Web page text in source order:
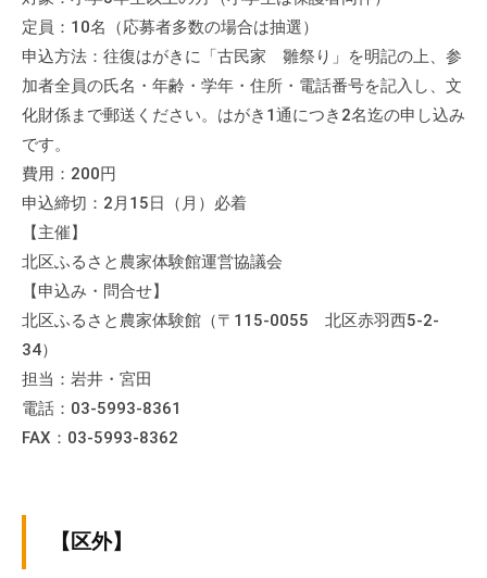
す
。
所
は
北
と
ぴ
あ
1
階
で
す
。
定員：10名（応募者多数の場合は抽選）
申込方法：往復はがきに「古民家 雛祭り」を明記の上、参
加者全員の氏名・年齢・学年・住所・電話番号を記入し、文
化財係まで郵送ください。はがき1通につき2名迄の申し込み
です。
費用：200円
申込締切：2月15日（月）必着
【主催】
北区ふるさと農家体験館運営協議会
【申込み・問合せ】
北区ふるさと農家体験館（〒115-0055 北区赤羽西5-2-
34）
担当：岩井・宮田
電話：03-5993-8361
FAX：03-5993-8362
【区外】